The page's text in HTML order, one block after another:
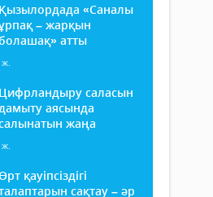
Қызылордада «Саналы
– жарқын
атты
Цифрландыру саласын
дамыту аясында
жаңа
қауіпсіздігі
сақтау – әр